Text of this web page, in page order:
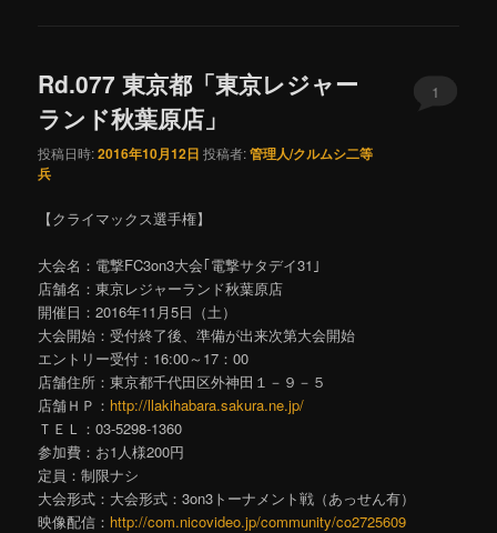
Rd.077 東京都「東京レジャー
ランド秋葉原店」
投稿日時:2016年10月12日 投稿者:管理人/クルムシ二等
兵
1
【クライマックス選手権】
大会名：電撃FC3on3大会｢電撃サタデイ31｣
店舗名：東京レジャーランド秋葉原店
開催日：2016年11月5日（土）
大会開始：受付終了後、準備が出来次第大会開始
エントリー受付：16:00～17：00
店舗住所：東京都千代田区外神田１－９－５
店舗ＨＰ： http://llakihabara.sakura.ne.jp/
ＴＥＬ：03-5298-1360
参加費：お1人様200円
定員：制限ナシ
大会形式：大会形式：3on3トーナメント戦（あっせん有）
映像配信： http://com.nicovideo.jp/community/co2725609